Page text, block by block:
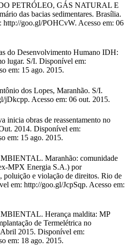
PETRÓLEO, GÁS NATURAL E
das bacias sedimentares. Brasília.
goo.gl/POHCvW. Acesso em: 06
do Desenvolvimento Humano IDH:
lugar. S/I. Disponível em:
em: 15 ago. 2015.
dos Lopes, Maranhão. S/I.
jDkcpp. Acesso em: 06 out. 2015.
obras de reassentamento no
2014. Disponível em:
em: 15 ago. 2015.
Maranhão: comunidade
MPX Energia S.A.) por
poluição e violação de direitos. Rio de
em: http://goo.gl/JcpSqp. Acesso em:
Herança maldita: MP
de Termelétrica no
2015. Disponível em:
em: 18 ago. 2015.